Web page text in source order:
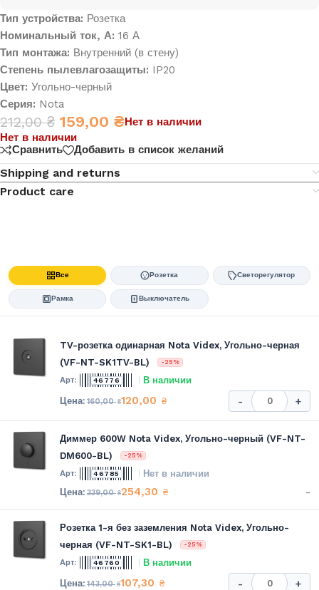
Тип устройства: Розетка
Номинальный ток, А: 16 А
Тип монтажа: Внутренний (в стену)
Степень пылевлагозащиты: IP20
Цвет: Угольно-черный
Серия: Nota
212,00₴ 159,00 ₴Нет в наличии
Нет в наличии
Сравнить
Добавить в список желаний
Shipping and returns
Product care
Все Розетка Светорегулятор
Рамка Выключатель
TV-розетка одинарная Nota Videx, Угольно-черная
(VF-NT-SK1TV-BL)
-25%
46776 В наличии
160,00₴120,00 ₴ - +
Диммер 600W Nota Videx, Угольно-черный (VF-NT-
DM600-BL)
-25%
46785 Нет в наличии
339,00₴254,30 ₴ -
Розетка 1-я без заземления Nota Videx, Угольно-
черная (VF-NT-SK1-BL)
-25%
46760 В наличии
143,00₴107,30 ₴ - +